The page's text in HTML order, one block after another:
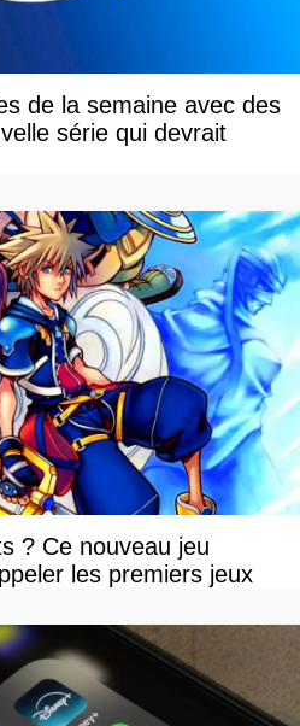
de la semaine avec des
série qui devrait
? Ce nouveau jeu
les premiers jeux